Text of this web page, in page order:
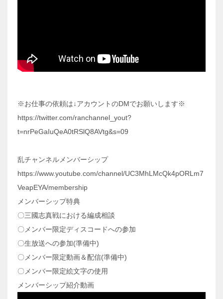
※お仕事の依頼は↓アカウントのDMでお願いします※
https://twitter.com/ranchannel_yout?
t=nrPeGaIuQeA0tRSlQ8AVtg&s=09
乱チャンネルメンバーシップ
https://www.youtube.com/channel/UC3MhLMcQk4pORLm7
VeapEYA/membership
メンバーシップ特典
〇三國志真戦における編成相談
〇メンバー限定ディスコードへの参加
〇生放送への参加(準備中)
〇メンバー限定動画＆配信(準備中)
〇メンバー限定絵文字の使用
メンバーシップ紹介動画